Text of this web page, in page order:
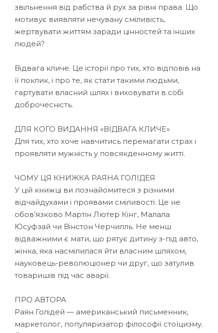
звільнення від рабства й рух за рівні права. Що
мотивує виявляти нечувану сміливість,
жертвувати життям заради цінностей та інших
людей?
Відвага кличе. Це історії про тих, хто відповів на
її поклик, і про те, як стати такими людьми,
гартувати власний шлях і виховувати в собі
доброчесність.
ДЛЯ КОГО ВИДАННЯ «ВІДВАГА КЛИЧЕ»
Для тих, хто хоче навчитись перемагати страх і
проявляти мужність у повсякденному житті.
ЧОМУ ЦЯ КНИЖКА РАЯНА ГОЛІДЕЯ
У цій книжці ви познайомитеся з різними
відчайдухами і проявами сміливості. Це не
обов’язково Мартін Лютер Кінг, Малала
Юсуфзай чи Вінстон Черчилль. Не менш
відважними є мати, що рятує дитину з-під авто,
жінка, яка насмілилася йти власним шляхом,
науковець-революціонер чи друг, що затулив
товаришів під час аварії.
ПРО АВТОРА
Раян Голідей — американський письменник,
маркетолог, популяризатор філософії стоїцизму.